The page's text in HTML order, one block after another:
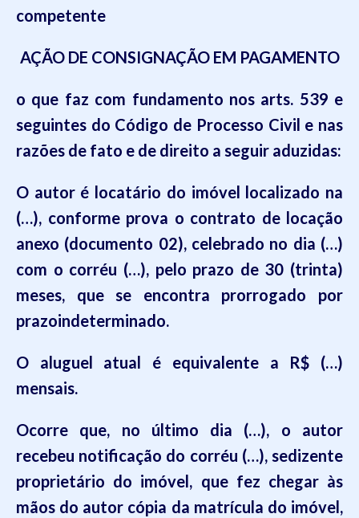
competente
AÇÃO DE CONSIGNAÇÃO EM PAGAMENTO
o que faz com fundamento nos arts. 539 e
seguintes do Código de Processo Civil e nas
razões de fato e de direito a seguir aduzidas:
O autor é locatário do imóvel localizado na
(…), conforme prova o contrato de locação
anexo (documento 02), celebrado no dia (…)
com o corréu (…), pelo prazo de 30 (trinta)
meses, que se encontra prorrogado por
prazoindeterminado.
O aluguel atual é equivalente a R$ (…)
mensais.
Ocorre que, no último dia (…), o autor
recebeu notificação do corréu (…), sedizente
proprietário do imóvel, que fez chegar às
mãos do autor cópia da matrícula do imóvel,